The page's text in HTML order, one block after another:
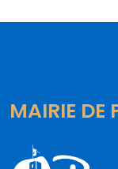
MAIRIE DE